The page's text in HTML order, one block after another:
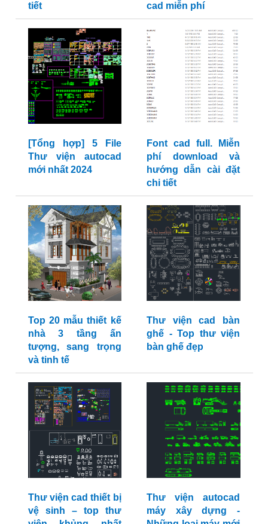
tiết
cad miễn phí
[Tổng hợp] 5 File
Thư viện autocad
mới nhất 2024
Font cad full. Miễn
phí download và
hướng dẫn cài đặt
chi tiết
Top 20 mẫu thiết kế
nhà 3 tầng ấn
tượng, sang trọng
và tinh tế
Thư viện cad bàn
ghế - Top thư viện
bàn ghế đẹp
Thư viện cad thiết bị
vệ sinh – top thư
Thư viện autocad
máy xây dựng -